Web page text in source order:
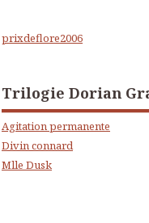
prixdeflore2006
Trilogie Dorian
Agitation permanente
Divin connard
Mlle Dusk